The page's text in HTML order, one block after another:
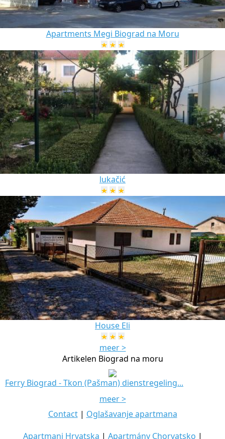
Apartments Megi Biograd na Moru
lukačić
House Eli
meer >
Artikelen Biograd na moru
Ferry Biograd - Tkon (Pašman) dienstregeling...
meer >
Contact| Oglašavanje apartmana
Apartmani Hrvatska | Apartmány Chorvatsko |